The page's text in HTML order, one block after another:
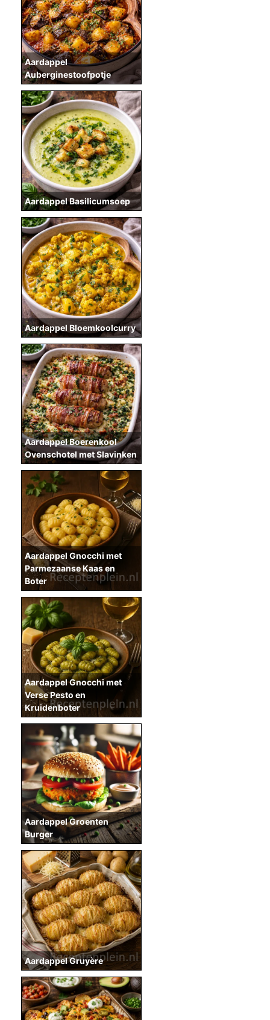
Aardappel
Auberginestoofpotje
Aardappel Basilicumsoep
Aardappel Bloemkoolcurry
Aardappel Boerenkool
Ovenschotel met Slavinken
Aardappel Gnocchi met
Parmezaanse Kaas en
Boter
Aardappel Gnocchi met
Verse Pesto en
Kruidenboter
Aardappel Groenten
Burger
Aardappel Gruyère